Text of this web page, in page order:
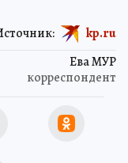
Ева МУР
корреспондент
kp.ru